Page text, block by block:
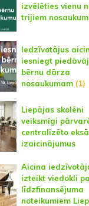
izvēlēties vienu
trijiem
Iedzīvotājus
iesniegt
bērnu dārza
nosaukumam(1)
Liepājas skolēni
veiksmīgi
centralizēto
izaicinājumus
Aicina
izteikt viedokli
līdzfinansējuma
noteikumiem